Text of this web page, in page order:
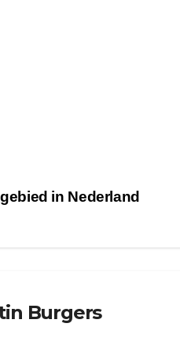
in Nederland
Burgers